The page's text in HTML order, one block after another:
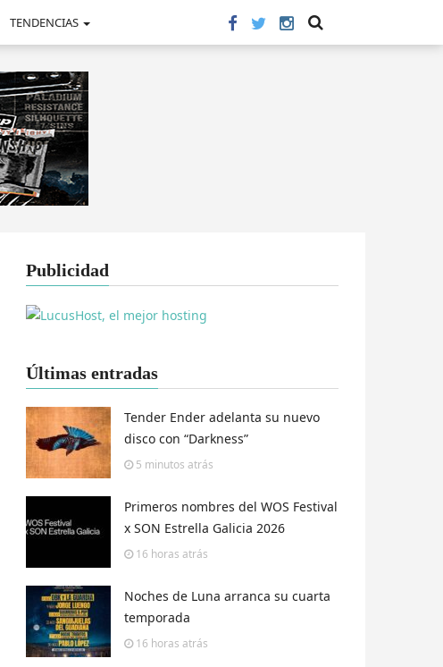
TENDENCIAS
Publicidad
Últimas entradas
Tender Ender adelanta su nuevo
disco con “Darkness”
5 minutos atrás
Primeros nombres del WOS Festival
x SON Estrella Galicia 2026
16 horas atrás
Noches de Luna arranca su cuarta
temporada
16 horas atrás